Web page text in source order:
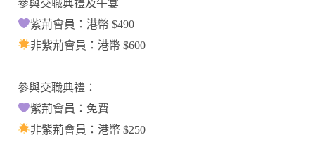
參與交職典禮及午宴
紫荊會員：港幣 $490
非紫荊會員：港幣 $600
參與交職典禮：
紫荊會員：免費
非紫荊會員：港幣 $250